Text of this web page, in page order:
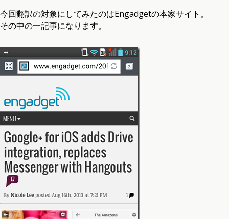
今回翻訳の対象にしてみたのはEngadgetの本家サイト。
その中の一記事になります。